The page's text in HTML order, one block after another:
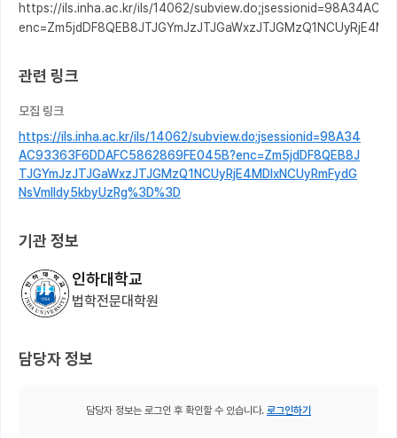
https://ils.inha.ac.kr/ils/14062/
관련 링크
모집 링크
https://ils.inha.ac.kr/ils/14062/subview.do;jsessionid=98A34
AC93363F6DDAFC5862869FE045B?enc=Zm5jdDF8QEB8J
TJGYmJzJTJGaWxzJTJGMzQ1NCUyRjE4MDIxNCUyRmFydG
NsVmlldy5kbyUzRg%3D%3D
기관 정보
인하대학교
법학전문대학원
담당자 정보
담당자 정보는 로그인 후 확인할 수 있습니다. 로그인하기